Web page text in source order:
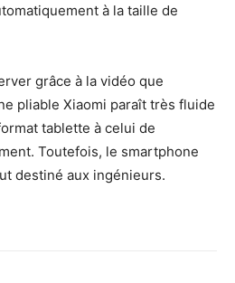
à la taille de
grâce à la vidéo que
pliable Xiaomi paraît très fluide
tablette à celui de
Toutefois, le smartphone
destiné aux ingénieurs.